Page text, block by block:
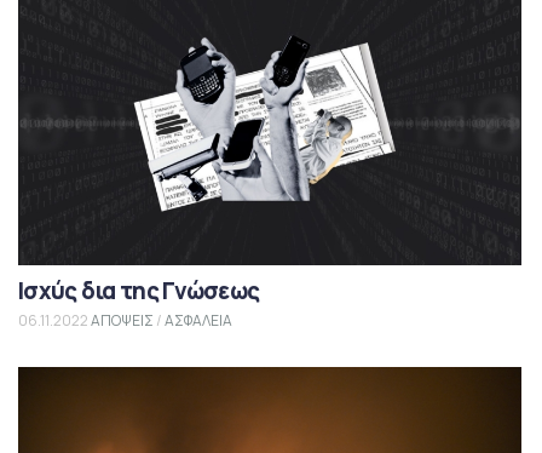
Ισχύς δια της Γνώσεως
06.11.2022ΑΠΟΨΕΙΣ /ΑΣΦΑΛΕΙΑ